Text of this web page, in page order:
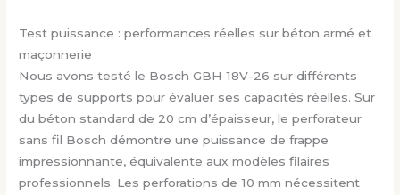
Test puissance : performances réelles sur béton armé et
maçonnerie
Nous avons testé le Bosch GBH 18V-26 sur différents
types de supports pour évaluer ses capacités réelles. Sur
du béton standard de 20 cm d’épaisseur, le perforateur
sans fil Bosch démontre une puissance de frappe
impressionnante, équivalente aux modèles filaires
professionnels. Les perforations de 10 mm nécessitent